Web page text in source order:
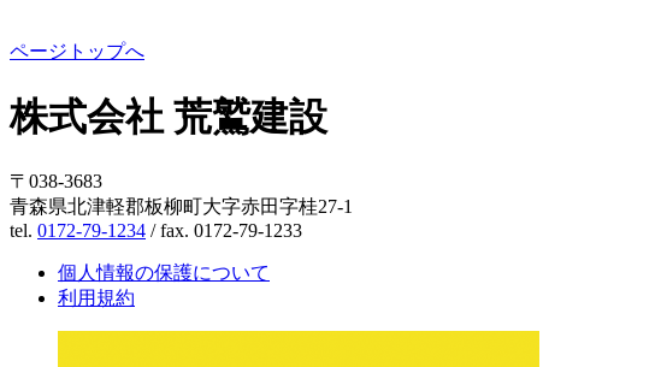
ページトップへ
株式会社 荒鷲建設
〒038-3683
青森県北津軽郡板柳町大字赤田字桂27-1
tel. 0172-79-1234 / fax. 0172-79-1233
個人情報の保護について
利用規約